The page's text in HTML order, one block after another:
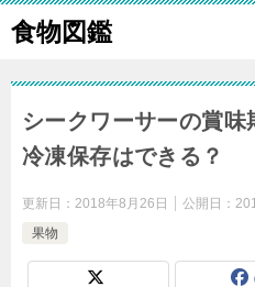
食物図鑑
シークワーサーの賞味
冷凍保存はできる？
更新日： 2018年8月26日 公開日：
果物